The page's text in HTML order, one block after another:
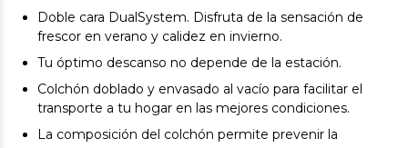
Doble cara DualSystem. Disfruta de la sensación de
frescor en verano y calidez en invierno.
Tu óptimo descanso no depende de la estación.
Colchón doblado y envasado al vacío para facilitar el
transporte a tu hogar en las mejores condiciones.
La composición del colchón permite prevenir la